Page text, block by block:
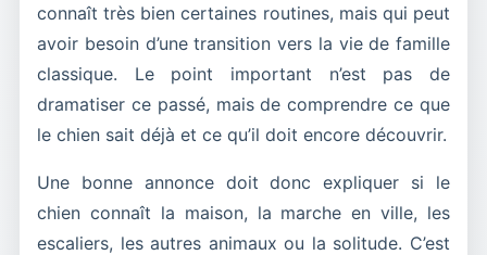
connaît très bien certaines routines, mais qui peut
avoir besoin d’une transition vers la vie de famille
classique. Le point important n’est pas de
dramatiser ce passé, mais de comprendre ce que
le chien sait déjà et ce qu’il doit encore découvrir.
Une bonne annonce doit donc expliquer si le
chien connaît la maison, la marche en ville, les
escaliers, les autres animaux ou la solitude. C’est